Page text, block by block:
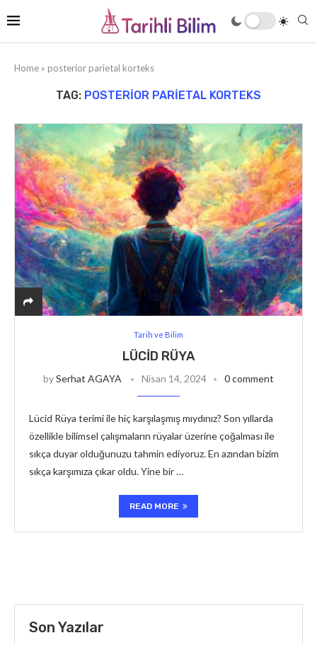
Home » posterior parietal korteks
TAG: POSTERIOR PARIETAL KORTEKS
Tarih ve Bilim
LÜCID RÜYA
bySerhat AGAYA Nisan 14, 2024 0 comment
Lücid Rüya terimi ile hiç karşılaşmış mıydınız? Son yıllarda
özellikle bilimsel çalışmaların rüyalar üzerine çoğalması ile
sıkça duyar olduğunuzu tahmin ediyoruz. En azından bizim
sıkça karşımıza çıkar oldu. Yine bir …
READ MORE
Son Yazılar